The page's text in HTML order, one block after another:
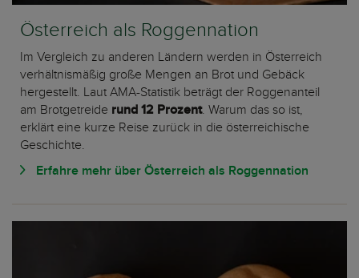
Österreich als Roggennation
Im Vergleich zu anderen Ländern werden in Österreich
verhältnismäßig große Mengen an Brot und Gebäck
hergestellt. Laut AMA-Statistik beträgt der Roggenanteil
am Brotgetreide rund 12 Prozent. Warum das so ist,
erklärt eine kurze Reise zurück in die österreichische
Geschichte.
Erfahre mehr über Österreich als Roggennation